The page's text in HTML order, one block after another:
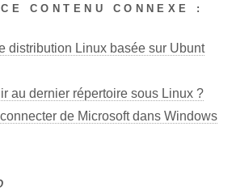
CONTENU CONNEXE :
distribution Linux basée sur Ubunt
au dernier répertoire sous Linux ?
de Microsoft dans Windows